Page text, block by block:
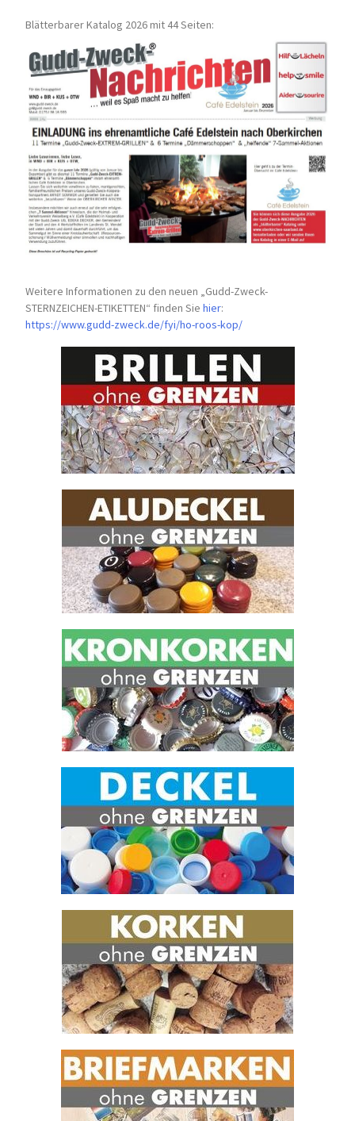
Blätterbarer Katalog 2026 mit 44 Seiten:
Weitere Informationen zu den neuen „Gudd-Zweck-
STERNZEICHEN-ETIKETTEN“ finden Siehier:
https://www.gudd-zweck.de/fyi/ho-roos-kop/